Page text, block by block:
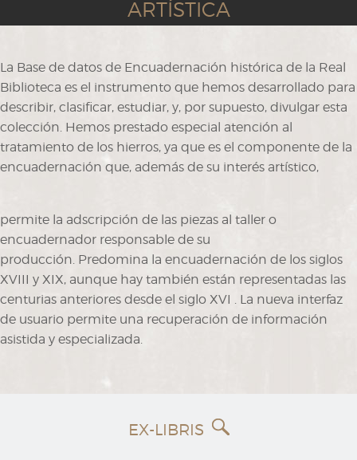
ARTÍSTICA
La Base de datos de Encuadernación histórica de la Real
Biblioteca es el instrumento que hemos desarrollado para
describir, clasificar, estudiar, y, por supuesto, divulgar esta
colección. Hemos prestado especial atención al
tratamiento de los hierros, ya que es el componente de la
encuadernación que, además de su interés artístico,
permite la adscripción de las piezas al taller o
encuadernador responsable de su
producción. Predomina la encuadernación de los siglos
XVIII y XIX, aunque hay también están representadas las
centurias anteriores desde el siglo XVI . La nueva interfaz
de usuario permite una recuperación de información
asistida y especializada.
EX-LIBRIS